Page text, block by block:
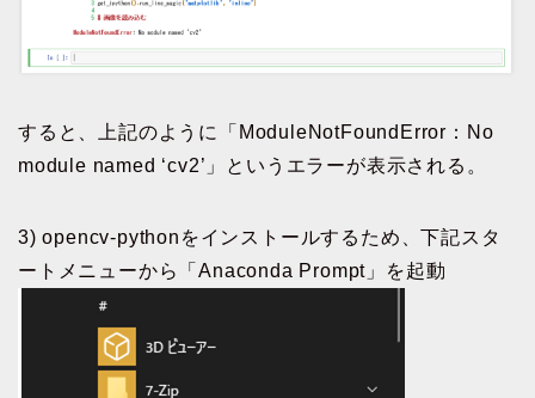
すると、上記のように「ModuleNotFoundError：No
module named ‘cv2’」というエラーが表示される。
3) opencv-pythonをインストールするため、下記スタ
ートメニューから「Anaconda Prompt」を起動